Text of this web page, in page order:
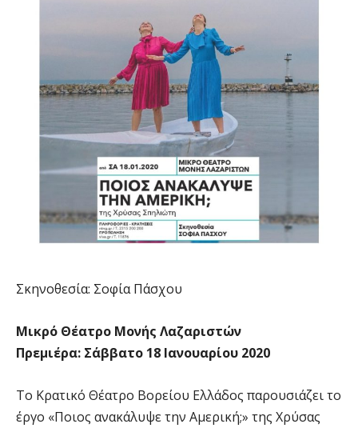
Σκηνοθεσία: Σοφία Πάσχου
Μικρό Θέατρο Μονής Λαζαριστών
Πρεμιέρα: Σάββατο 18 Ιανουαρίου 2020
Το Κρατικό Θέατρο Βορείου Ελλάδος παρουσιάζει το
έργο «Ποιος ανακάλυψε την Αμερική;» της Χρύσας